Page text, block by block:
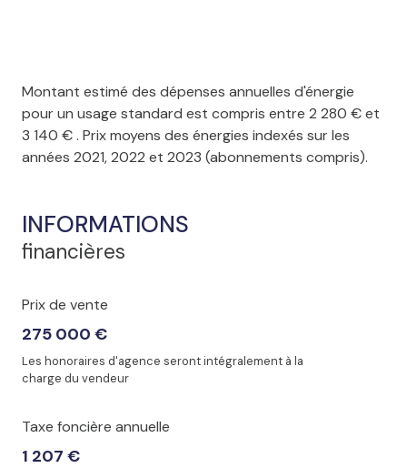
Montant estimé des dépenses annuelles d'énergie
pour un usage standard est compris entre 2 280 € et
3 140 € . Prix moyens des énergies indexés sur les
années 2021, 2022 et 2023 (abonnements compris).
INFORMATIONS
financières
Prix de vente
275 000 €
Les honoraires d'agence seront intégralement à la
charge du vendeur
Taxe foncière annuelle
1 207 €